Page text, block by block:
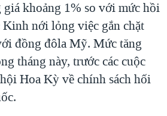
khoảng 1% so với mức hồi
nới lỏng việc gắn chặt
đồng đôla Mỹ. Mức tăng
tháng này, trước các cuộc
Hoa Kỳ về chính sách hối